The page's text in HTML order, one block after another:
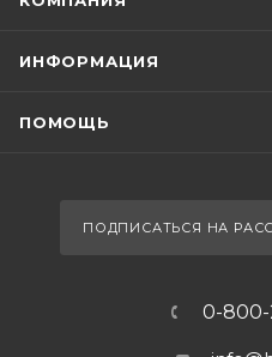
ИНФОРМАЦИЯ
ПОМОЩЬ
ПОДПИСАТЬСЯ НА
0-800-